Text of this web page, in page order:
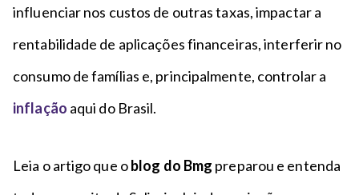
influenciar nos custos de outras taxas, impactar a
rentabilidade de aplicações financeiras, interferir no
consumo de famílias e, principalmente, controlar a
inflação aqui do Brasil.
Leia o artigo que oblog do Bmg preparou e entenda